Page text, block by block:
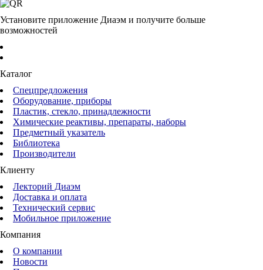
Установите приложение Диаэм и получите больше
возможностей
Каталог
Спецпредложения
Оборудование, приборы
Пластик, стекло, принадлежности
Химические реактивы, препараты, наборы
Предметный указатель
Библиотека
Производители
Клиенту
Лекторий Диаэм
Доставка и оплата
Технический сервис
Мобильное приложение
Компания
О компании
Новости